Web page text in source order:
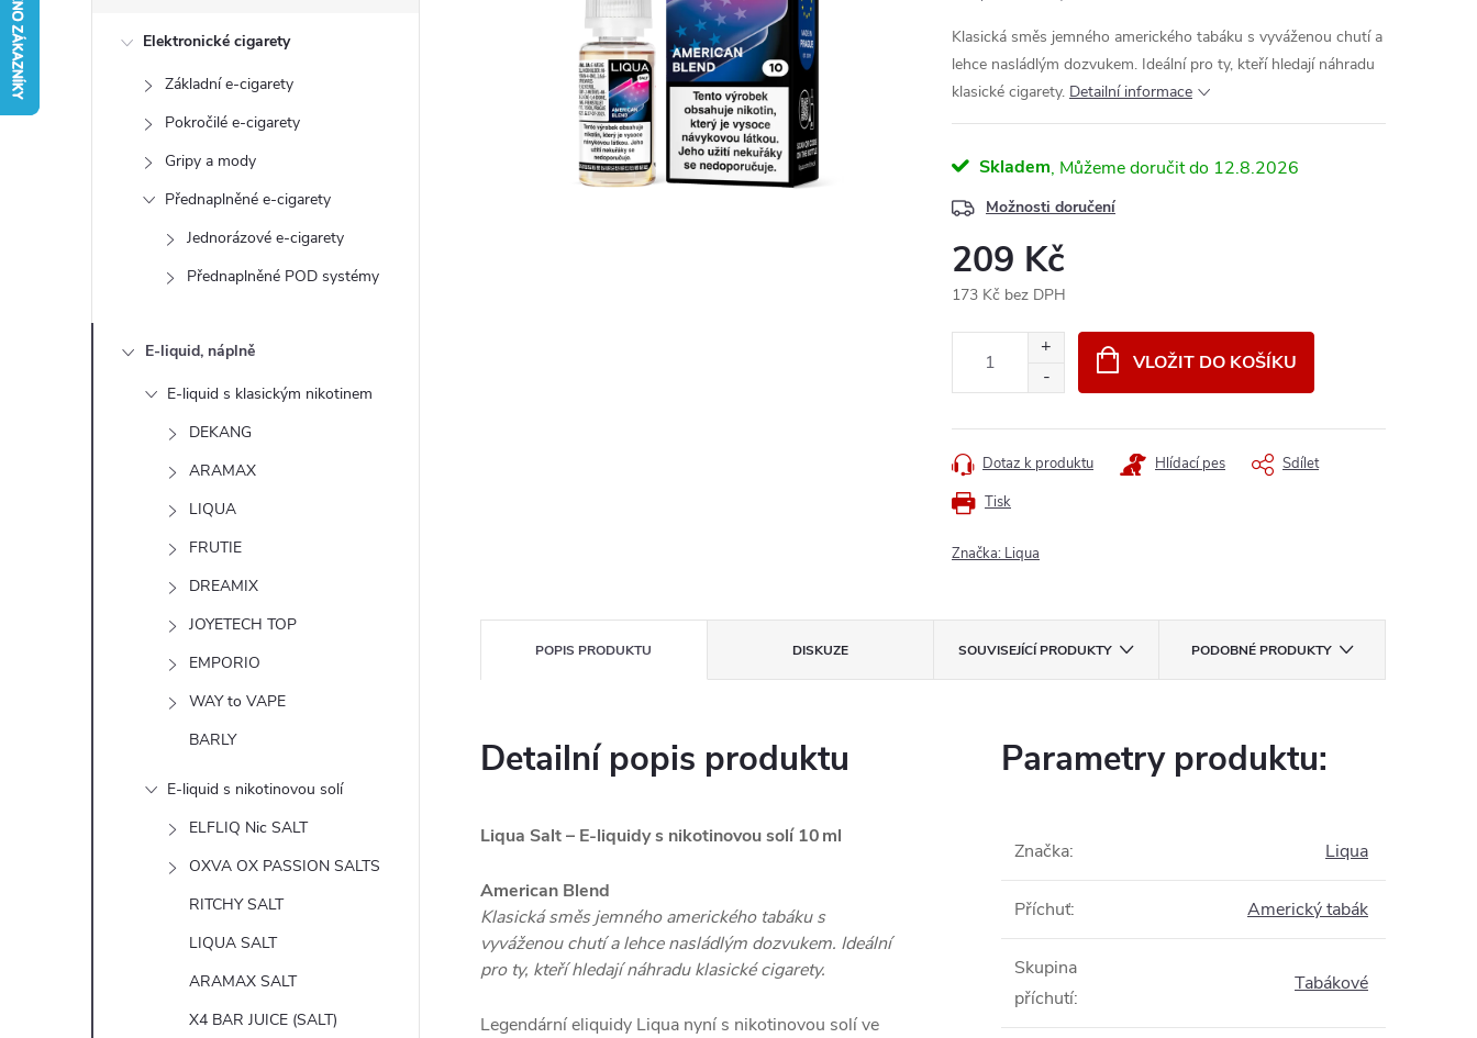
í
Elektronické cigarety
Základní e-cigarety
Pokročilé e-cigarety
Gripy a mody
Přednaplněné e-cigarety
Jednorázové e-cigarety
Přednaplněné POD systémy
E-liquid, náplně
E-liquid s klasickým nikotinem
DEKANG
ARAMAX
LIQUA
FRUTIE
DREAMIX
JOYETECH TOP
EMPORIO
WAY to VAPE
BARLY
E-liquid s nikotinovou solí
ELFLIQ Nic SALT
OXVA OX PASSION SALTS
RITCHY SALT
LIQUA SALT
ARAMAX SALT
X4 BAR JUICE (SALT)
Klasická směs jemného amerického tabáku s vyváženou chutí a
lehce nasládlým dozvukem. Ideální pro ty, kteří hledají náhradu
klasické cigarety. Detailní informace
Skladem 12.8.2026
Možnosti doručení
209 Kč
173 Kč bez DPH
VLOŽIT DO KOŠÍKU
Tisk
Dotaz k produktu Hlídací pes Sdílet
Značka: Liqua
POPIS PRODUKTU DISKUZE SOUVISEJÍCÍ PRODUKTY PODOBNÉ PRODUKTY
Detailní popis produktu
Liqua Salt – E‑liquidy s nikotinovou solí 10 ml
American Blend
Klasická směs jemného amerického tabáku s
vyváženou chutí a lehce nasládlým dozvukem. Ideální
pro ty, kteří hledají náhradu klasické cigarety.
Legendární eliquidy Liqua nyní s nikotinovou solí ve
Parametry produktu:
Značka: Liqua
Příchuť: Americký tabák
Skupina
příchutí:
Tabákové